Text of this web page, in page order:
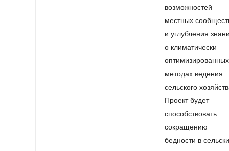
возможностей
местных
и углубления
о климатически
оптимизированных
методах ведения
сельского
Проект будет
способствовать
сокращению
бедности в